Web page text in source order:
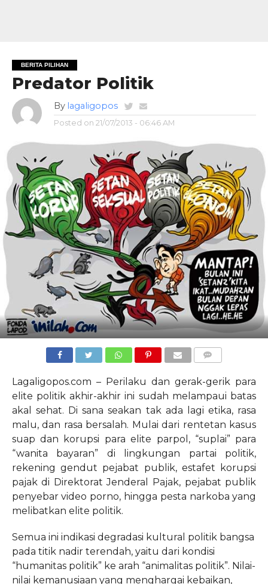
BERITA PILIHAN
Predator Politik
By lagaligopos
Posted on 21/07/2013 - 06:46 AM
Lagaligopos.com – Perilaku dan gerak-gerik para
elite politik akhir-akhir ini sudah melampaui batas
akal sehat. Di sana seakan tak ada lagi etika, rasa
malu, dan rasa bersalah. Mulai dari rentetan kasus
suap dan korupsi para elite parpol, “suplai” para
“wanita bayaran” di lingkungan partai politik,
rekening gendut pejabat publik, estafet korupsi
pajak di Direktorat Jenderal Pajak, pejabat publik
penyebar video porno, hingga pesta narkoba yang
melibatkan elite politik.
Semua ini indikasi degradasi kultural politik bangsa
pada titik nadir terendah, yaitu dari kondisi
“humanitas politik” ke arah “animalitas politik”. Nilai-
nilai kemanusiaan yang menghargai kebaikan,